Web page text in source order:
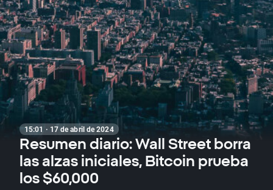
15:01 · 17 de abril de 2024
Resumen diario: Wall Street borra
las alzas iniciales, Bitcoin prueba
los $60,000